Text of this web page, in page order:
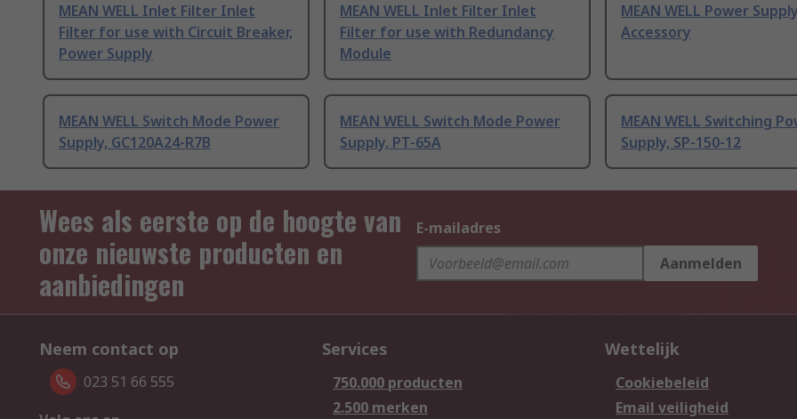
MEAN WELL Inlet Filter Inlet
Filter for use with Circuit Breaker,
Power Supply
MEAN WELL Inlet Filter Inlet
Filter for use with Redundancy
Module
MEAN WELL Power Supply
Accessory
MEAN WELL Switch Mode Power
Supply, GC120A24-R7B
MEAN WELL Switch Mode Power
Supply, PT-65A
MEAN WELL Switching
Supply, SP-150-12
Wees als eerste op de hoogte van
onze nieuwste producten en
aanbiedingen
E-mailadres
Aanmelden
Neem contact op
023 51 66 555
Services
750.000 producten
2.500 merken
Wettelijk
Cookiebeleid
Email veiligheid